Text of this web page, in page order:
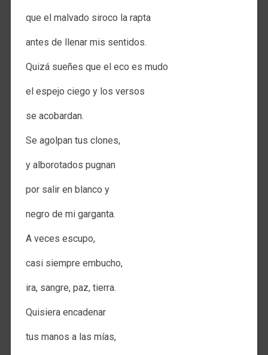
que el malvado siroco la rapta
antes de llenar mis sentidos.
Quizá sueñes que el eco es mudo
el espejo ciego y los versos
se acobardan.
Se agolpan tus clones,
y alborotados pugnan
por salir en blanco y
negro de mi garganta.
A veces escupo,
casi siempre embucho,
ira, sangre, paz, tierra.
Quisiera encadenar
tus manos a las mías,